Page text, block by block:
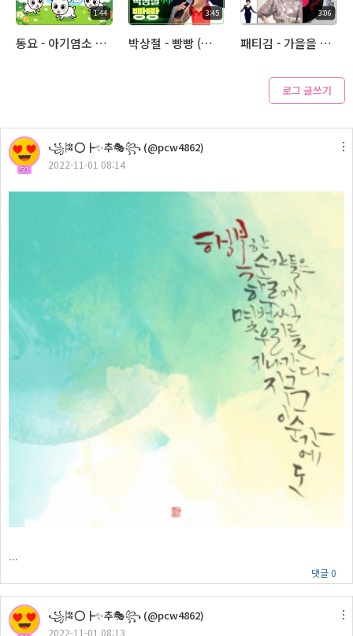
1:44
동요 - 아기염소 (아추라이브)
3:45
박상철 - 빵빵 (아추라이브)
3:06
패티김 - 가을을 남기고 간 사랑 (아추라이브)
한동준 - 너를 사랑해 (아추라이브)
로그 글쓰기
50
꧁🎏⭕┣✨추🎭꧂ (@pcw4862)
2022-11-01 08:14
...
댓글 0
꧁🎏⭕┣✨추🎭꧂ (@pcw4862)
2022-11-01 08:13